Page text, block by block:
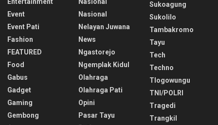
Entertainment
Event
Event Pati
Fashion
FEATURED
Food
Gabus
Gadget
Gaming
Gembong
Nasional
Nasional
Nelayan Juwana
News
Ngastorejo
Ngemplak Kidul
Olahraga
Olahraga Pati
Opini
Pasar Tayu
Sukoagung
Sukolilo
Tambakromo
Tayu
Tech
Techno
Tlogowungu
TNI/POLRI
Tragedi
Trangkil